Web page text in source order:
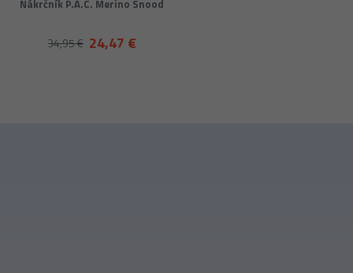
Nákrčník P.A.C. Merino Snood
24,47 €
34,95 €